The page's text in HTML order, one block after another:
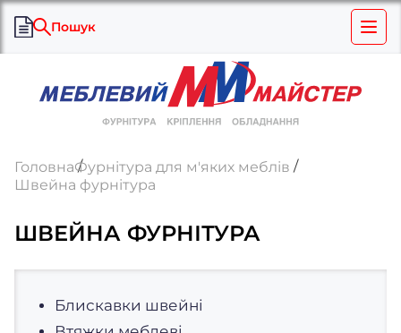
Пошук
ГоловнаФурнітура для м'яких меблів
Швейна фурнітура
ШВЕЙНА ФУРНІТУРА
Блискавки швейні